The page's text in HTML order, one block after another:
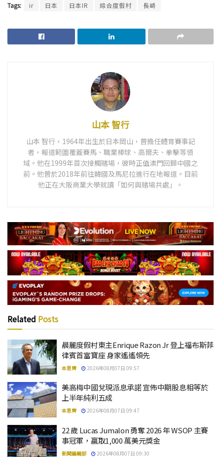
Tags: ir 日本 日本IR 綜合度假村 長崎
山本 智行
山本 智行，1964年出生於日本岡山，曾擔任體育賽事記
者，報道範圍覆蓋賽馬、職業棒球、高爾夫、拳擊等領
域。他在1999年首次接觸賭場，彼時正值澳門回歸中國之
前。他曾於2018年前往韓國及馬尼拉進行在地報道。目前
他正在大阪商業大學就讀「如何與賭場共處」。
Related Posts
晨麗度假村東主Enrique Razon Jr 登上福布斯菲
律賓首富寶座 身家遙遙領先
本思齊 2026年08月07日 09:57
美高梅中國兌現派息承諾 宣佈中期股息相等於
上半年純利五成
本思齊 2026年08月07日 09:47
22 歲 Lucas Jumalon 勇奪 2026 年 WSOP 主賽
事冠軍，贏取1,000 萬美元獎金
新聞編輯部 2026年08月07日 09:30